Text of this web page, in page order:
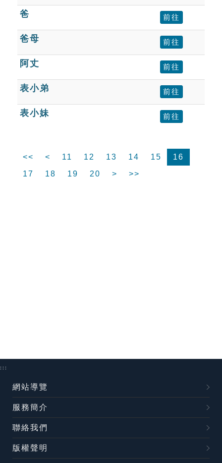
爸 前往
爸母 前往
阿丈 前往
表小弟 前往
表小妹 前往
<< < 11 12 13 14 15
16
17
18 19 20 > >>
:::
網站導覽
服務簡介
聯絡我們
版權聲明